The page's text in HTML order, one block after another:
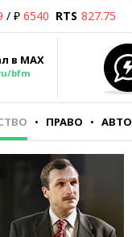
/ ₽ 6540 RTS 827.75
в MAX
bfm
ПРАВО АВТО